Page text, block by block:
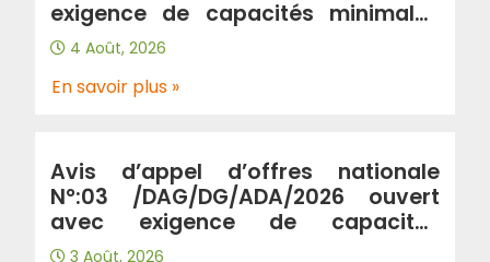
exigence de capacités minimales
portant « Renforcement de
l’autoroute A2 entre la ville de
Birtouta « jonction A2/A100 au
PK31+300 » sur 29km en double sens
(wilaya Alger, Blida, Boumerdes) »
4 Août, 2026
En savoir plus »
Avis d’appel d’offres nationale
N°:03 /DAG/DG/ADA/2026 ouvert
avec exigence de capacités
minimales Portant “prestation de
3 Août, 2026